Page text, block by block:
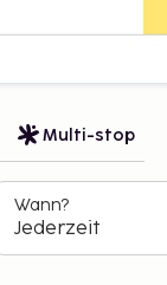
Multi-stop
Wann?
Jederzeit